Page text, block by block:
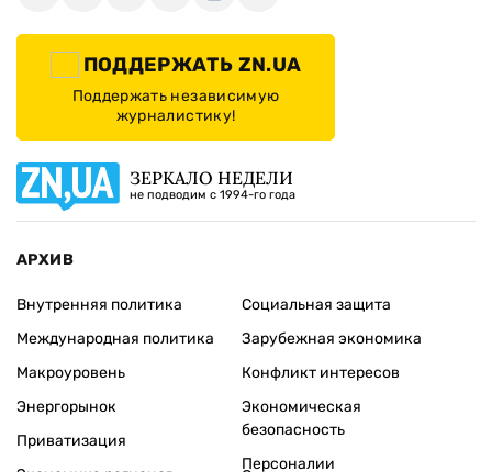
ПОДДЕРЖАТЬ ZN.UA
Поддержать независимую
журналистику!
ЗЕРКАЛО НЕДЕЛИ
не подводим с 1994-го года
АРХИВ
Внутренняя политика
Международная политика
Макроуровень
Энергорынок
Приватизация
Социальная защита
Зарубежная экономика
Конфликт интересов
Экономическая
безопасность
Персоналии